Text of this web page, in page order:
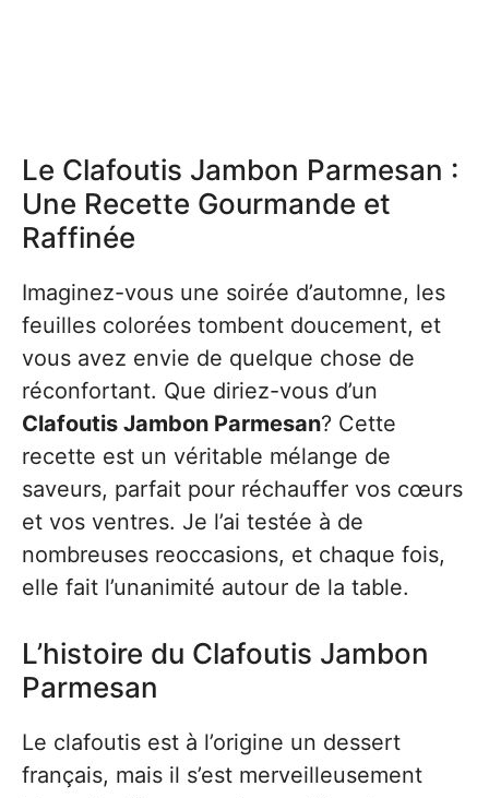
Le Clafoutis Jambon Parmesan :
Une Recette Gourmande et
Raffinée
Imaginez-vous une soirée d’automne, les
feuilles colorées tombent doucement, et
vous avez envie de quelque chose de
réconfortant. Que diriez-vous d’un
Clafoutis Jambon Parmesan? Cette
recette est un véritable mélange de
saveurs, parfait pour réchauffer vos cœurs
et vos ventres. Je l’ai testée à de
nombreuses reoccasions, et chaque fois,
elle fait l’unanimité autour de la table.
L’histoire du Clafoutis Jambon
Parmesan
Le clafoutis est à l’origine un dessert
français, mais il s’est merveilleusement